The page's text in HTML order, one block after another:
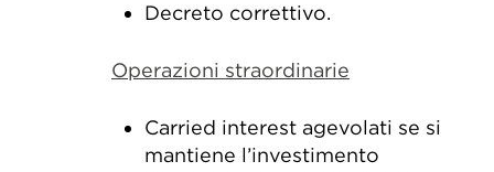
Decreto correttivo.
Operazioni straordinarie
Carried interest agevolati se si
mantiene l’investimento